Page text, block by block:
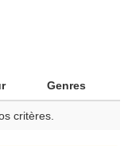
Genres
critères.